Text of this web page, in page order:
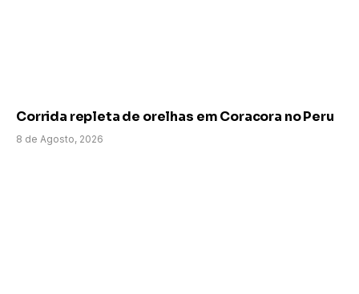
Corrida repleta de orelhas em Coracora no Peru
8 de Agosto, 2026